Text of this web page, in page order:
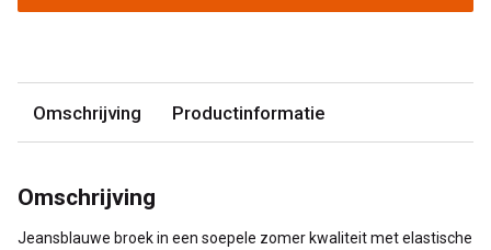
Omschrijving Productinformatie
Omschrijving
Jeansblauwe broek in een soepele zomer kwaliteit met elastische